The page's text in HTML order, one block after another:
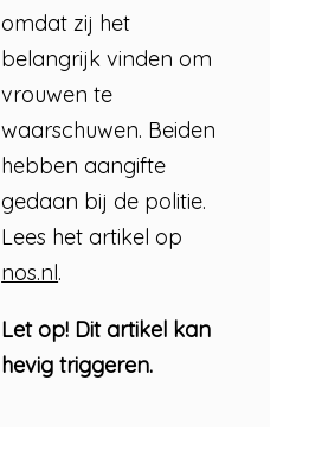
omdat zij het
belangrijk vinden om
vrouwen te
waarschuwen. Beiden
hebben aangifte
gedaan bij de politie.
Lees het artikel op
nos.nl.
Let op! Dit artikel kan
hevig triggeren.